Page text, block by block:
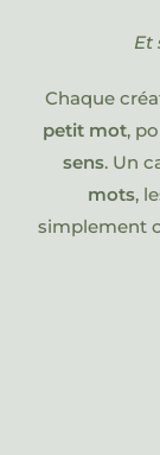
Et
Chaque
petit mot,
sens. Un
mots,
simplement